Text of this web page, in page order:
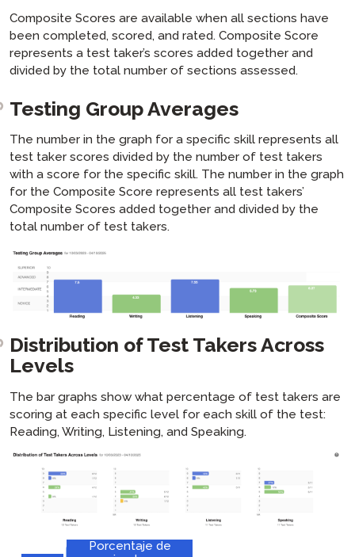
Composite Scores are available when all sections have
been completed, scored, and rated. Composite Score
represents a test taker’s scores added together and
divided by the total number of sections assessed.
Testing Group Averages
The number in the graph for a specific skill represents all
test taker scores divided by the number of test takers
with a score for the specific skill. The number in the graph
for the Composite Score represents all test takers’
Composite Scores added together and divided by the
total number of test takers.
Distribution of Test Takers Across
Levels
The bar graphs show what percentage of test takers are
scoring at each specific level for each skill of the test:
Reading, Writing, Listening, and Speaking.
Porcentaje de